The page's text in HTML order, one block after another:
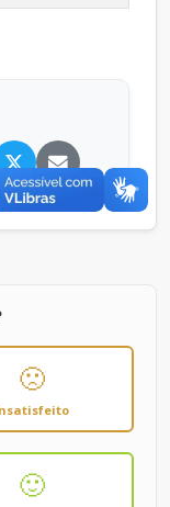
🙁
🙂